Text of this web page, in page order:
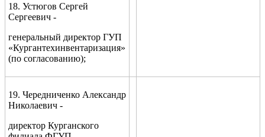
18. Устюгов Сергей
Сергеевич -
генеральный директор ГУП
«Кургантехинвентаризация»
(по согласованию);
19. Чередниченко Александр
Николаевич -
директор Курганского